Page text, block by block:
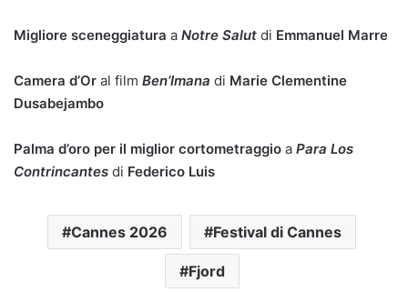
Migliore sceneggiatura a Notre Salut di Emmanuel Marre
Camera d’Or al film Ben’Imana di Marie Clementine
Dusabejambo
Palma d’oro per il miglior cortometraggio a Para Los
Contrincantes di Federico Luis
Cannes 2026 Festival di Cannes
Fjord